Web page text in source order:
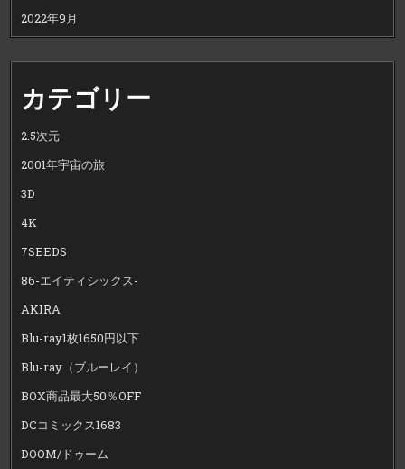
2022年9月
カテゴリー
2.5次元
2001年宇宙の旅
3D
4K
7SEEDS
86-エイティシックス-
AKIRA
Blu-ray1枚1650円以下
Blu-ray（ブルーレイ）
BOX商品最大50％OFF
DCコミックス1683
DOOM/ドゥーム